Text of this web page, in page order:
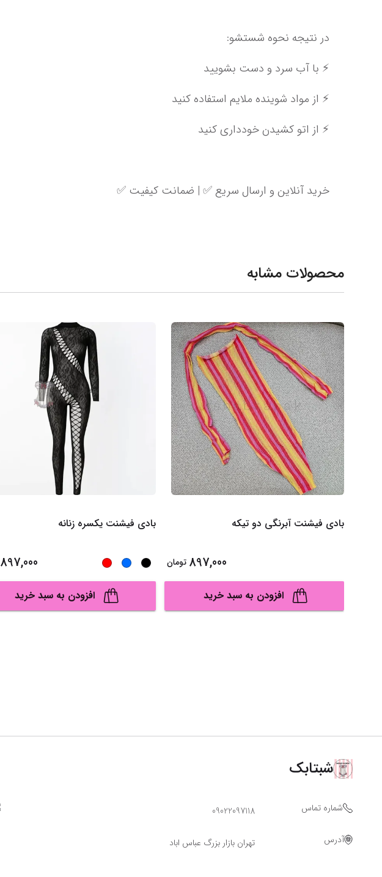
در نتیجه نحوه شستشو:
⚡️ با آب سرد و دست بشویید
⚡️ از مواد شوینده ملایم استفاده کنید
⚡️ از اتو کشیدن خودداری کنید
خرید آنلاین و ارسال سریع ✅ | ضمانت کیفیت ✅
محصولات مشابه
بادی فیشنت آبرنگی دو تیکه
897,000 تومان
افزودن به سبد خرید
بادی فیشنت یکسره زنانه
897,000
افزودن به سبد خرید
شبتابک
شماره تماس 09022097118
آدرس تهران بازار بزرگ عباس اباد